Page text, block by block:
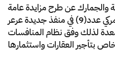
Suggestions
Zakat Customs
Real Estate Transactions
والجمارك عن طرح مزايدة عامة
لتأجير مكاتب تخليص جمركي عدد(9) في منفذ جديدة عرعر
لذلك وفق نظام المنافسات